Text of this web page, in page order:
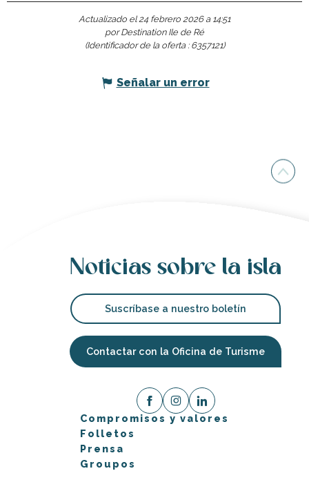
Actualizado el 24 febrero 2026 a 14:51
por Destination Ile de Ré
(Identificador de la oferta : 6357121)
Señalar un error
Noticias sobre la isla
Suscríbase a nuestro boletín
Contactar con la Oficina de Turisme
Compromisos y valores
Folletos
Prensa
Groupos